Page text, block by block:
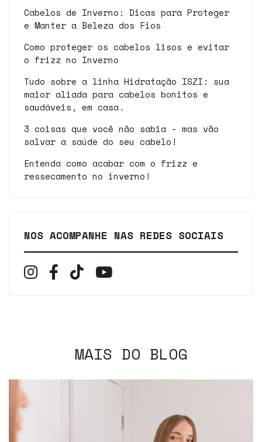
Cabelos de Inverno: Dicas para Proteger
e Manter a Beleza dos Fios
Como proteger os cabelos lisos e evitar
o frizz no Inverno
Tudo sobre a linha Hidratação ISZI: sua
maior aliada para cabelos bonitos e
saudáveis, em casa.
3 coisas que você não sabia - mas vão
salvar a saúde do seu cabelo!
Entenda como acabar com o frizz e
ressecamento no inverno!
NOS ACOMPANHE NAS REDES SOCIAIS
MAIS DO BLOG